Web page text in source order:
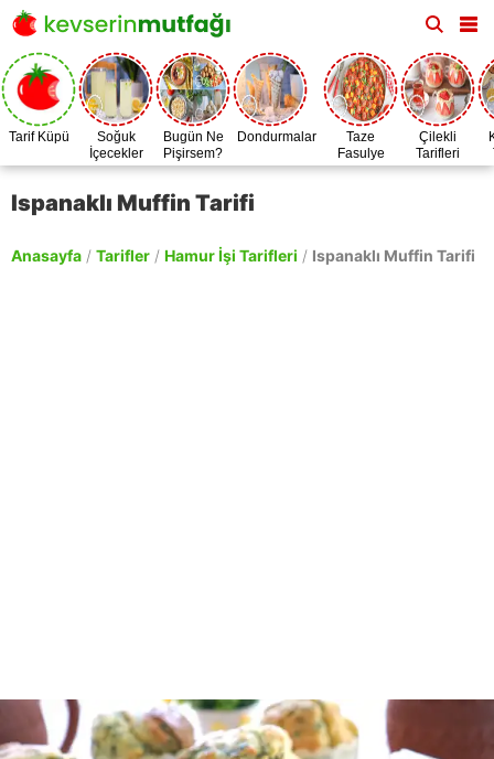
Tarif Küpü
Soğuk
İçecekler
Bugün Ne
Pişirsem?
Dondurmalar
Taze
Fasulye
Zamanı
Çilekli
Tarifleri
Ispanaklı Muffin Tarifi
Anasayfa / Tarifler / Hamur İşi Tarifleri / Ispanaklı Muffin Tarifi